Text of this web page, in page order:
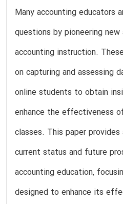
Many accounting educators
questions by pioneering
accounting instruction.
on capturing and assessing
online students to obtain
enhance the effectiveness
classes. This paper
current status and future
accounting education,
designed to enhance its